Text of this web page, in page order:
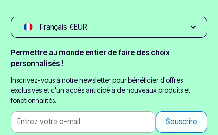
Français €EUR
Permettre au monde entier de faire des choix
personnalisés !
Inscrivez-vous à notre newsletter pour bénéficier d'offres
exclusives et d'un accès anticipé à de nouveaux produits et
fonctionnalités.